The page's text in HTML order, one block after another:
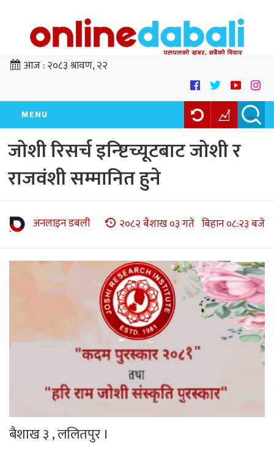
आज :२०८३ श्रावण, २२
MENU
जोशी रिसर्च इन्ष्टिच्यूटबाट जोशी र
राजवंशी सम्मानित हुने
अनलाइन डबली २०८२ बैशाख ०३ गते बिहान ०८:२३ बजे
बैशाख ३ , ललितपुर ।